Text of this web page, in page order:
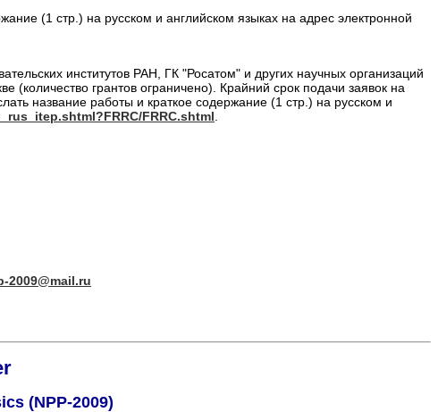
(1 стр.) на русском и английском языках на адрес электронной
институтов РАН, ГК "Росатом" и других научных организаций
грантов ограничено). Крайний срок подачи заявок на
название работы и краткое содержание (1 стр.) на русском и
FRRC.shtml.
2009@mail.ru
(NPP-2009)